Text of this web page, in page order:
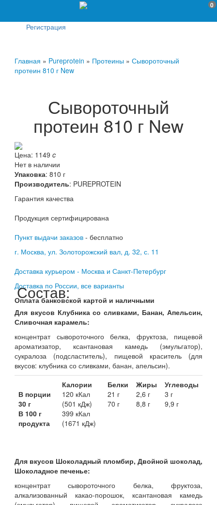
0
Регистрация
Главная » Pureprotein » Протеины » Сывороточный
протеин 810 г New
Сывороточный
протеин 810 г New
Цена: 1149 c
Нет в наличии
Упаковка: 810 г
Производитель: PUREPROTEIN
Гарантия качества
Продукция сертифицирована
Пункт выдачи заказов - бесплатно
г. Москва, ул. Золоторожский вал, д. 32, с. 11
Доставка курьером - Москва и Санкт-Петербург
Доставка по России, все варианты
Оплата банковской картой и наличными
Состав:
Для вкусов Клубника со сливками, Банан, Апельсин,
Сливочная карамель:
концентрат сывороточного белка, фруктоза, пищевой
ароматизатор, ксантановая камедь (эмульгатор),
сукралоза (подсластитель), пищевой краситель (для
вкусов: клубника со сливками, банан, апельсин).
В порции
30 г
В 100 г
продукта
Калории
120 кКал
(501 кДж)
399 кКал
(1671 кДж)
Белки
21 г
70 г
Жиры
2,6 г
8,8 г
Углеводы
3 г
9,9 г
Для вкусов Шоколадный пломбир, Двойной шоколад,
Шоколадное печенье:
концентрат сывороточного белка, фруктоза,
алкализованный какао-порошок, ксантановая камедь